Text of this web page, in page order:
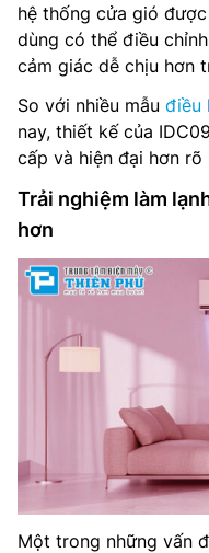
hệ thống cửa gió
dùng có thể điều
cảm giác dễ chịu hơn
So với nhiều mẫu điều
nay, thiết kế của
cấp và hiện đại hơn rõ
Trải nghiệm làm
hơn
Một trong những vấn